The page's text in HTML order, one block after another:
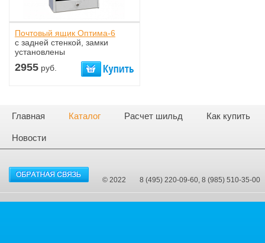
Почтовый ящик Оптима-6
с задней стенкой, замки
установлены
2955 руб.
Главная Каталог Расчет шильд Как купить
Новости
© 2022 8 (495) 220-09-60, 8 (985) 510-35-